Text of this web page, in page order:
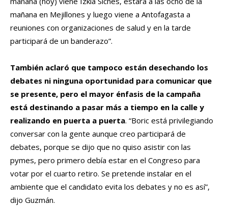
mañana en Mejillones y luego viene a Antofagasta a
reuniones con organizaciones de salud y en la tarde
participará de un banderazo”.
También aclaró que tampoco están desechando los
debates ni ninguna oportunidad para comunicar que
se presente, pero el mayor énfasis de la campaña
está destinando a pasar más a tiempo en la calle y
realizando en puerta a puerta. “Boric está privilegiando
conversar con la gente aunque creo participará de
debates, porque se dijo que no quiso asistir con las
pymes, pero primero debía estar en el Congreso para
votar por el cuarto retiro. Se pretende instalar en el
ambiente que el candidato evita los debates y no es así”,
dijo Guzmán.